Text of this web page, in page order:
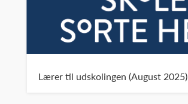
Lærer til udskolingen (August 2025)